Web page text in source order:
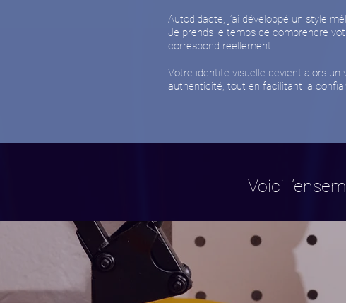
Autodidacte, j’ai développé un style
Je prends le temps de comprendre
correspond réellement.
Votre identité visuelle devient alors
authenticité, tout en facilitant la
Voici